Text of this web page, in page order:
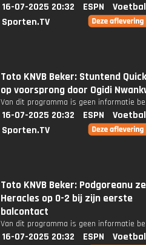
16-07-2025 20:32 ESPN
Sporten.TV
Toto KNVB Beker: Stuntend
op voorsprong door Ogidi
Van dit programma is geen informatie
16-07-2025 20:32 ESPN
Sporten.TV
Toto KNVB Beker: Podgoreanu
Heracles op 0-2 bij zijn eerste
balcontact
Van dit programma is geen informatie
16-07-2025 20:32 ESPN